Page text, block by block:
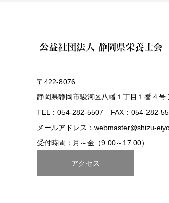
〒422-8076
静岡県静岡市駿河区八幡１丁目１番４号
TEL：054-282-5507 FAX：054-282-
メールアドレス：webmaster@shizu-
受付時間：月～金（9:00～17:00）
アクセス